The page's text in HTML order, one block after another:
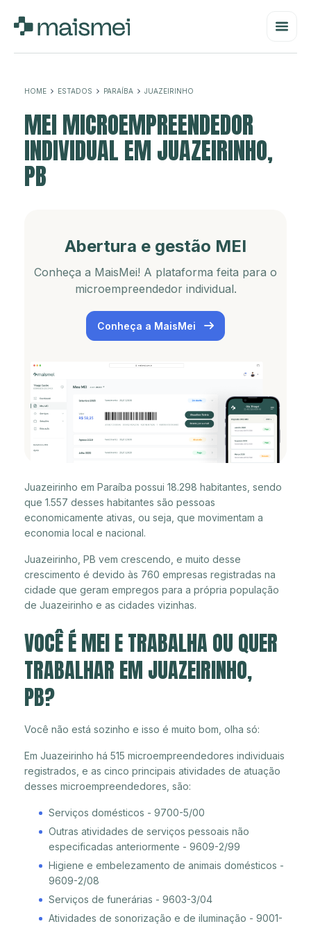
HOME ESTADOS PARAÍBA JUAZEIRINHO
MEI MICROEMPREENDEDOR
INDIVIDUAL EM JUAZEIRINHO,
PB
Abertura e gestão MEI
Conheça a MaisMei! A plataforma feita para o
microempreendedor individual.
Conheça a MaisMei
Juazeirinho em Paraíba possui 18.298 habitantes, sendo
que 1.557 desses habitantes são pessoas
economicamente ativas, ou seja, que movimentam a
economia local e nacional.
Juazeirinho, PB vem crescendo, e muito desse
crescimento é devido às 760 empresas registradas na
cidade que geram empregos para a própria população
de Juazeirinho e as cidades vizinhas.
VOCÊ É MEI E TRABALHA OU QUER
TRABALHAR EM JUAZEIRINHO,
PB?
Você não está sozinho e isso é muito bom, olha só:
Em Juazeirinho há 515 microempreendedores individuais
registrados, e as cinco principais atividades de atuação
desses microempreendedores, são:
Serviços domésticos - 9700-5/00
Outras atividades de serviços pessoais não
especificadas anteriormente - 9609-2/99
Higiene e embelezamento de animais domésticos -
9609-2/08
Serviços de funerárias - 9603-3/04
Atividades de sonorização e de iluminação - 9001-